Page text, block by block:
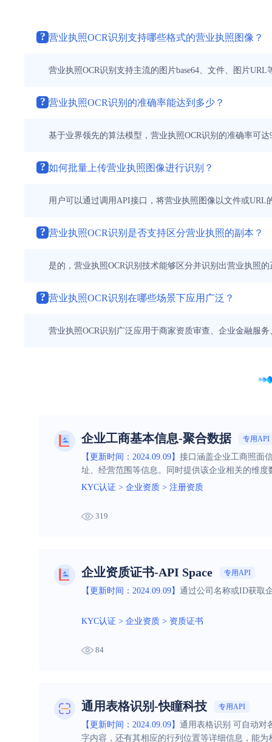
? 营业执照OCR识别支持哪些格式的营业执照图像？
营业执照OCR识别支持主流的图片base64、文件、图片
? 营业执照OCR识别的准确率能达到多少？
基于业界领先的算法模型，营业执照OCR识别的准确率可
? 如何批量上传营业执照图像进行识别？
用户可以通过调用API接口，将营业执照图像以文件或
? 营业执照OCR识别是否支持区分营业执照的副本？
是的，营业执照OCR识别技术能够区分并识别出营业执照
? 营业执照OCR识别在哪些场景下应用广泛？
营业执照OCR识别广泛应用于商家资质审查、企业金融服
企业工商基本信息-聚合数据 专用API
【更新时间：2024.09.09】 接口涵盖企业工商照面
址、经营范围等信息。同时提供该企业相关的维
司、联系电话、联系邮箱等信息。让您仅需一次
KYC认证 > 企业资质 > 注册资质
319
企业资质证书-API Space 专用API
【更新时间：2024.09.09】 通过公司名称或ID获取
KYC认证 > 企业资质 > 资质证书
84
通用表格识别-快瞳科技 专用API
【更新时间：2024.09.09】 通用表格识别 可自动对
字内容，还有其相应的行列位置等详细信息，能